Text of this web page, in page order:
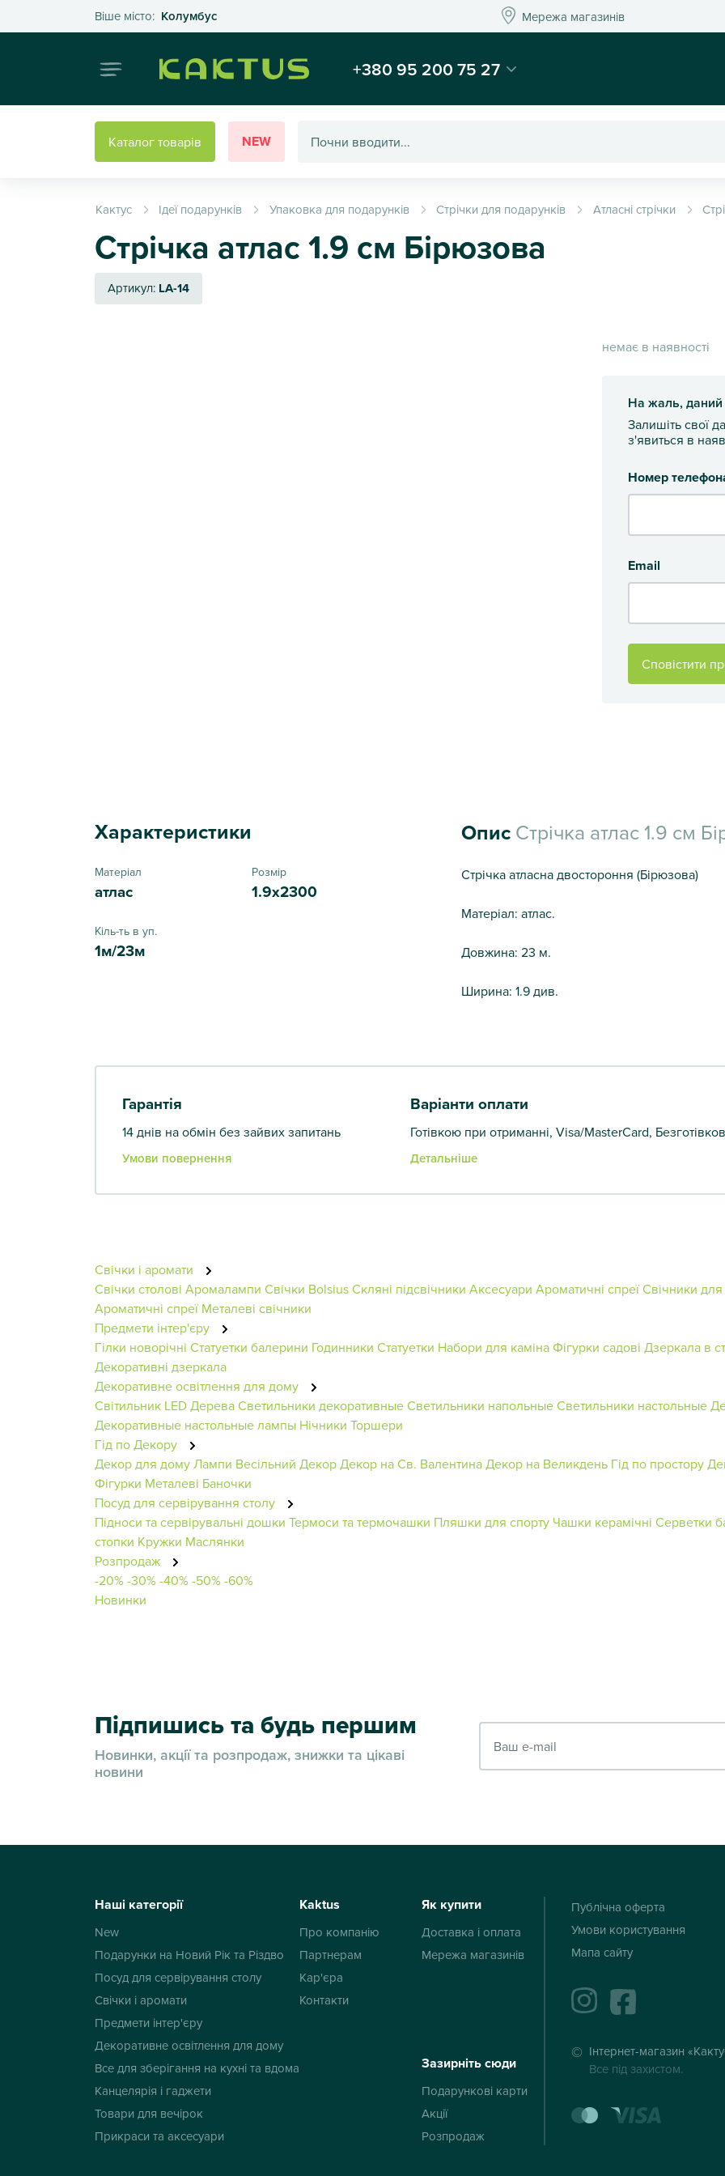
Віше місто: КолумбусОберіть своє місто Мережа магазинівМережа магазинів
Інтернет-магазин подарунків та декору - Kaktus
+380 95 200 75 27
Каталог товарів NEW
Кактус Ідеї подарунків Упаковка для подарунків Стрічки для подарунків Атласні стрічки
Стрічка атлас 1.9 см Бірюзова
Артикул: LA-14
немає в наявності
На жаль, даний
Залишіть свої
з'явиться в
Номер
Email
Сповістити
Характеристики
Матеріал
атлас
Розмір
1.9x2300
Кіль-ть в уп.
1м/23м
Опис Стрічка атлас 1.9 см
Стрічка атласна двостороння (Бірюзова)
Матеріал: атлас.
Довжина: 23 м.
Ширина: 1.9 див.
Гарантія
14 днів на обмін без зайвих запитань
Умови повернення
Варіанти оплати
Готівкою при отриманні, Visa/MasterCard,
Детальніше
Свічки і аромати
Свічки столові Аромалампи Свічки BolsiusСкляні підсвічники Аксесуари Ароматичні спреїСвічники для
Ароматичні спреї Металеві свічники
Предмети інтер'єру
Гілки новорічні Статуетки балерини Годинники Статуетки Набори для камінаФігурки садові Дзеркала в
Декоративні дзеркала
Декоративне освітлення для дому
Світильник LED ДереваСветильники декоративныеСветильники напольныеСветильники настольные
Декоративные настольные лампы Нічники Торшери
Гід по Декору
Декор для домуЛампи Весільний ДекорДекор на Св. ВалентинаДекор на Великдень Гід по простору
Фігурки Металеві Баночки
Посуд для сервірування столу
Підноси та сервірувальні дошки Термоси та термочашки Пляшки для спорту Чашки керамічні Серветки
стопки Кружки Маслянки
Розпродаж
-20%-30%-40%-50%-60%
Новинки
Підпишись та будь першим
Новинки, акції та розпродаж, знижки та цікаві
новини
Наші категорії
New
Подарунки на Новий Рік та Різдво
Посуд для сервірування столу
Свічки і аромати
Предмети інтер'єру
Декоративне освітлення для дому
Все для зберігання на кухні та вдома
Канцелярія і гаджети
Товари для вечірок
Прикраси та аксесуари
Kaktus
Про компанію
Партнерам
Кар'єра
Контакти
Як купити
Доставка і оплата
Мережа магазинів
Зазирніть сюди
Подарункові карти
Акції
Розпродаж
Публічна оферта
Умови користування
Мапа сайту
instagramfacebook
Інтернет-магазин
Все під захистом.
mastercard